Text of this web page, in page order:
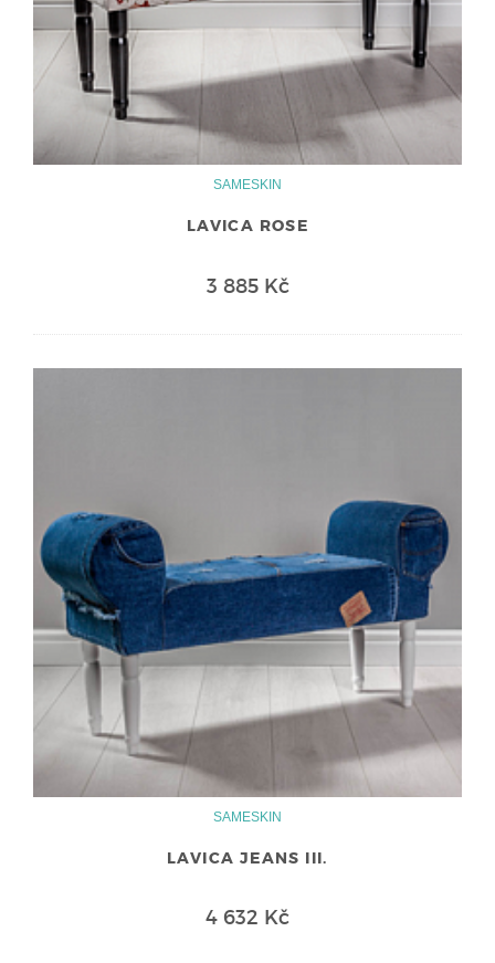
SAMESKIN
LAVICA ROSE
3 885 Kč
SAMESKIN
LAVICA JEANS III.
4 632 Kč